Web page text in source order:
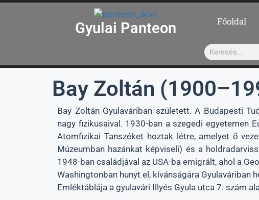
Gyulai Panteon Főoldal
Bay Zoltán
Bay Zoltán Gyulaváriban született. A Budapesti
nagy fizikusaival. 1930-ban a szegedi egyetemen
Atomfizikai Tanszéket hoztak létre, amelyet ő
Múzeumban hazánkat képviseli) és a
1948-ban családjával az USA-ba emigrált, ahol a
Washingtonban hunyt el, kívánságára Gyulaváriban
Emléktáblája a gyulavári Illyés Gyula utca 7. szám